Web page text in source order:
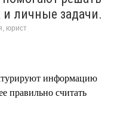
и личные задачи.
юрист
информацию
правильно считать